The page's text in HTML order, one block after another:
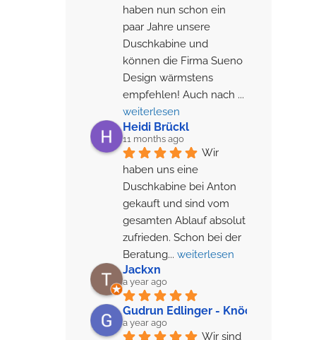
haben nun schon ein
paar Jahre unsere
Duschkabine und
können die Firma Sueno
Design wärmstens
empfehlen! Auch nach
weiterlesen
Heidi Brückl
11 months ago
Wir
haben uns eine
Duschkabine bei Anton
gekauft und sind vom
gesamten Ablauf absolut
zufrieden. Schon bei der
Beratung... weiterlesen
Jackxn
a year ago
Gudrun Edlinger - Knöchl
a year ago
Wir sind